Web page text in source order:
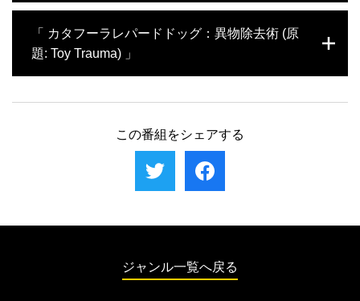
か？
チブルドッグや呼吸障害のあるラブラドール
も、飼い主の愛情に支えられて病と闘う。
なんと上下の犬歯をアクリル樹脂で連結し、
口を開けた状態で固定するというのだ。そう
たして、この奇抜な治療法は成功するのか？
剤を使わずに化膿した傷を手当てすることに
なるが、力の強いカンガルーを相手に無事治
根管治療に挑む。犬にかまれたペットの鶏
は、手遅れに見える重傷にもたくましい回復
力を発揮する。また、骨腫瘍に冒された犬の
飼い主は、脚の切断と治療継続を決意する。
「 カタフーラレパードドッグ：異物除去術 (原
題: Toy Trauma) 」
れない珍しい症例に出くわした。緊急搬送さ
は、わき腹からおもちゃの棒が突き出してい
るというのに、平然とした顔をして現れたの
か？
この番組をシェアする
ジャンル一覧へ戻る